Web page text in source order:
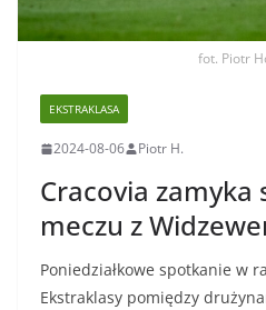
fot. Piotr
EKSTRAKLASA
2024-08-06 Piotr H.
Cracovia
meczu z
Poniedziałkowe spotkanie w
Ekstraklasy pomiędzy